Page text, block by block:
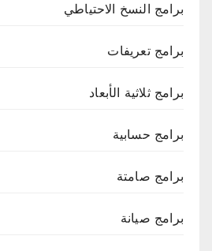
برامج النسخ الاحتياطي
برامج تعريفات
برامج ثلاثية الأبعاد
برامج حسابية
برامج صامتة
برامج صيانة